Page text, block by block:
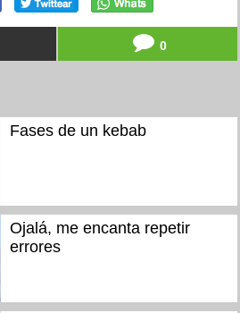
0
Fases de un kebab
Ojalá, me encanta repetir
errores